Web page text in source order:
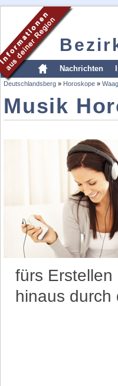
Nachrichten
Deutschlandsberg » Horoskope »
Musik
fürs
hinaus durch